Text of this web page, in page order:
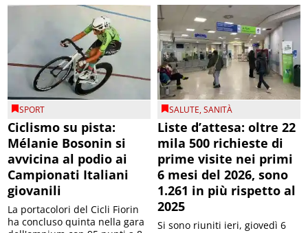
SPORT
Ciclismo su pista:
Mélanie Bosonin si
avvicina al podio ai
Campionati Italiani
giovanili
La portacolori del Cicli Fiorin
ha concluso quinta nella gara
SALUTE,SANITÀ
Liste d’attesa: oltre 22
mila 500 richieste di
prime visite nei primi
6 mesi del 2026, sono
1.261 in più rispetto al
2025
Si sono riuniti ieri, giovedì 6